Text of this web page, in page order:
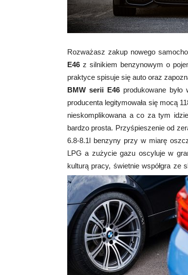
Rozważasz zakup nowego
E46 z silnikiem benzynowym o
praktyce spisuje się auto oraz
BMW serii E46produkowane było
producenta legitymowała się mocą
nieskomplikowana a co za tym
bardzo prosta. Przyśpieszenie od
6.8-8.1l benzyny przy w miarę
LPG a zużycie gazu oscyluje w
kulturą pracy, świetnie współgra ze